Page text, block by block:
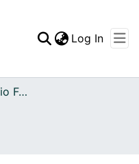
Log In
Archivo del Patrimonio Fotográfico y Fílmico del Valle del Cauca